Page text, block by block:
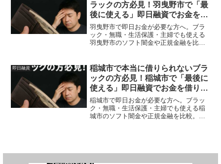
ラックの方必見！羽曳野市で「最
後に使える」即日融資でお金を借
りる方法を紹介！
羽曳野市で即日お金が必要な方へ。ブラ
ック・無職・生活保護・主婦でも使える
羽曳野市のソフト闇金や正規金融を比
即日融資
稲城市で本当に借りられないブラ
ックの方必見！稲城市で「最後に
使える」即日融資でお金を借りる
方法を紹介！
稲城市で即日お金が必要な方へ。ブラッ
ク・無職・生活保護・主婦でも使える稲
城市のソフト闇金や正規金融を比較。安